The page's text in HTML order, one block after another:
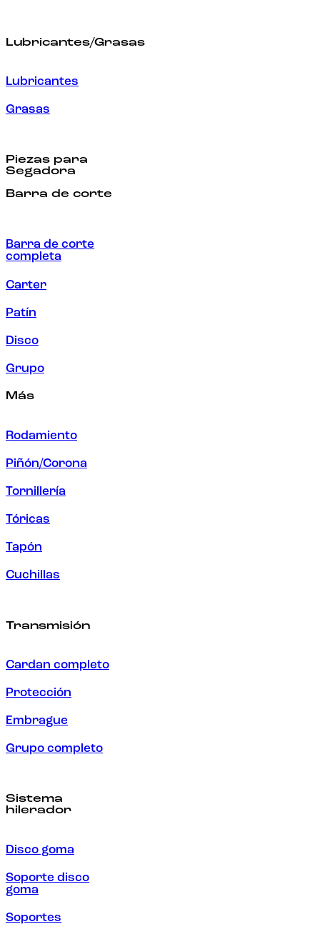
Lubricantes/Grasas
Lubricantes
Grasas
Piezas para
Segadora
Barra de corte
Barra de corte
completa
Carter
Patín
Disco
Grupo
Más
Rodamiento
Piñón/Corona
Tornillería
Tóricas
Tapón
Cuchillas
Transmisión
Cardan completo
Protección
Embrague
Grupo completo
Sistema
hilerador
Disco goma
Soporte disco
goma
Soportes